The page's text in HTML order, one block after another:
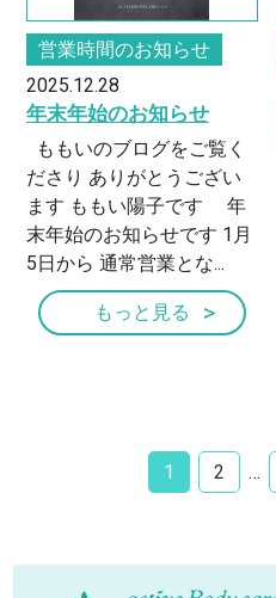
営業時間のお知らせ
2025.12.28
年末年始のお知らせ
ももいのブログをご覧く
ださり ありがとうござい
ます ももい陽子です 年
末年始のお知らせです 1月
5日から 通常営業とな...
もっと見る
1 2 …